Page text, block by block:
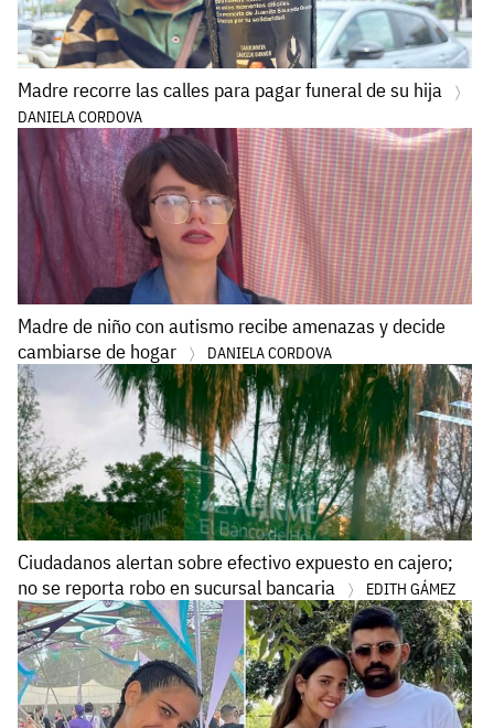
Madre recorre las calles para pagar funeral de su hija
DANIELA CORDOVA
Madre de niño con autismo recibe amenazas y decide
cambiarse de hogar
DANIELA CORDOVA
Ciudadanos alertan sobre efectivo expuesto en cajero;
no se reporta robo en sucursal bancaria
EDITH GÁMEZ